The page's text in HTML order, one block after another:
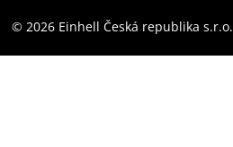
Prohlášení o přístupnosti
Instagram
© 2026 Einhell Česká republika s.r.o.